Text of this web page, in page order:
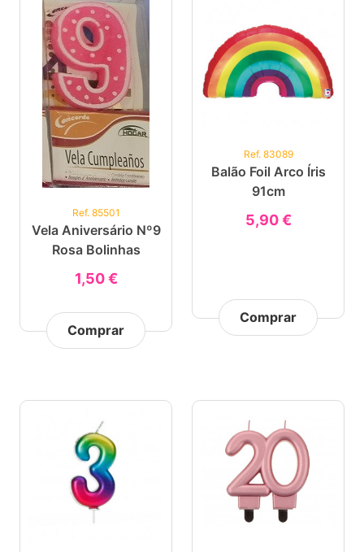
Ref. 85501
Vela Aniversário Nº9
Rosa Bolinhas
1,50 €
Comprar
Ref. 83089
Balão Foil Arco Íris
91cm
5,90 €
Comprar